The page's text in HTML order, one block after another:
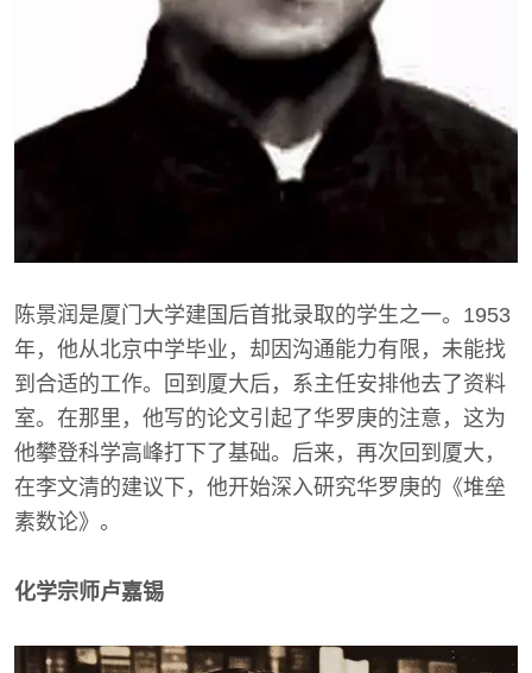
陈景润是厦门大学建国后首批录取的学生之一。1953
年，他从北京中学毕业，却因沟通能力有限，未能找
到合适的工作。回到厦大后，系主任安排他去了资料
室。在那里，他写的论文引起了华罗庚的注意，这为
他攀登科学高峰打下了基础。后来，再次回到厦大，
在李文清的建议下，他开始深入研究华罗庚的《堆垒
素数论》。
化学宗师卢嘉锡